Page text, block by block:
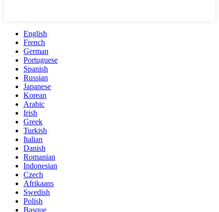
English
French
German
Portuguese
Spanish
Russian
Japanese
Korean
Arabic
Irish
Greek
Turkish
Italian
Danish
Romanian
Indonesian
Czech
Afrikaans
Swedish
Polish
Basque